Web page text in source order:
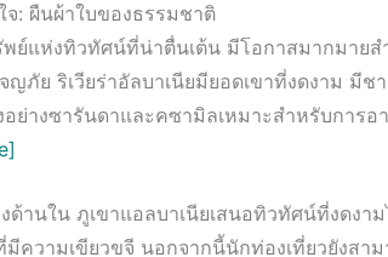
: ผืนผ้าใบของธรรมชาติ
พย์แห่งทิวทัศน์ที่น่าตื่นเต้น มีโอกาสมากมาย
ภัย ริเวียร่าอัลบาเนียมียอดเขาที่งดงาม มีช
อย่างซารันดาและคซามิลเหมาะสำหรับการ
ด้านใน ภูเขาแอลบาเนียเสนอทิวทัศน์ที่งดงา
ความเขียวขจี นอกจากนี้นักท่องเที่ยวยังสา